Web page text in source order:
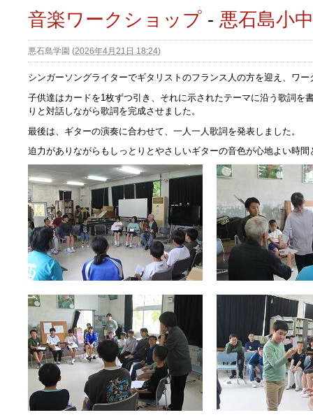
音楽ワークショップ - 悪石島小
悪石島学園 (2026年4月21日 18:24)
シンガーソングライターでギタリストのフランス人の方を迎え、ワ
子供達はカードを1枚ずつ引き、それに示されたテーマに沿う歌詞を
りと対話しながら歌詞を完成させました。
最後は、ギターの演奏に合わせて、一人一人歌詞を発表しました。
迫力がありながらもしっとりとやさしいギターの音色が心地よい時間